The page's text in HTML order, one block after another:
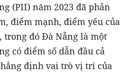
(PII) năm 2023 đã phản
điểm mạnh, điểm yếu của
đó Đà Nẵng là một
có điểm số dẫn đầu cả
định vai trò vị trí của